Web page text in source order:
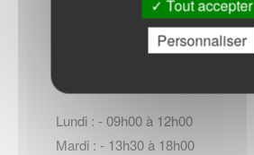
Horaires Mairie
Lundi : - 09h00 à 12h00
Mardi : - 13h30 à 18h00
Tout accepter
Personnaliser